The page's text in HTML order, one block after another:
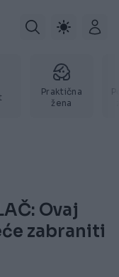
Praktična
žena
Ovaj
zabraniti